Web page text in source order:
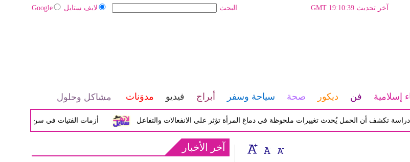
لايف ستايل Google البحث آخر تحديث GMT 19:10:39
إسلامية فن ديكور صحة سياحة وسفر أبراج فيديو مدوَنات مشاكل وحلول
أزمات الفتيات في سن المراهقة بين تكشف أن الحمل يُحدث تغييرات ملحوظة في دماغ المرأة تؤثر على الانفعالات والتفاعل
آخر الأخبار